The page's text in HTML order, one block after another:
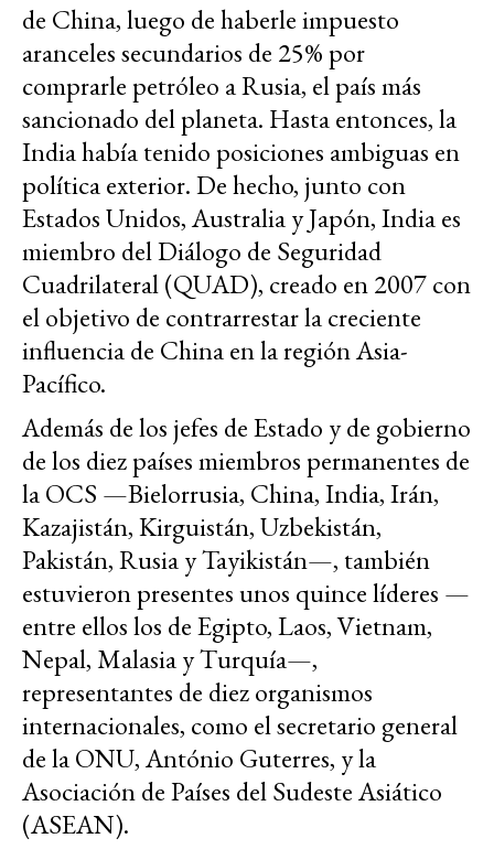
de China, luego de haberle impuesto
aranceles secundarios de 25% por
comprarle petróleo a Rusia, el país más
sancionado del planeta. Hasta entonces, la
India había tenido posiciones ambiguas en
política exterior. De hecho, junto con
Estados Unidos, Australia y Japón, India es
miembro del Diálogo de Seguridad
Cuadrilateral (QUAD), creado en 2007 con
el objetivo de contrarrestar la creciente
influencia de China en la región Asia-
Pacífico.
Además de los jefes de Estado y de gobierno
de los diez países miembros permanentes de
la OCS —Bielorrusia, China, India, Irán,
Kazajistán, Kirguistán, Uzbekistán,
Pakistán, Rusia y Tayikistán—, también
estuvieron presentes unos quince líderes —
entre ellos los de Egipto, Laos, Vietnam,
Nepal, Malasia y Turquía—,
representantes de diez organismos
internacionales, como el secretario general
de la ONU, António Guterres, y la
Asociación de Países del Sudeste Asiático
(ASEAN).